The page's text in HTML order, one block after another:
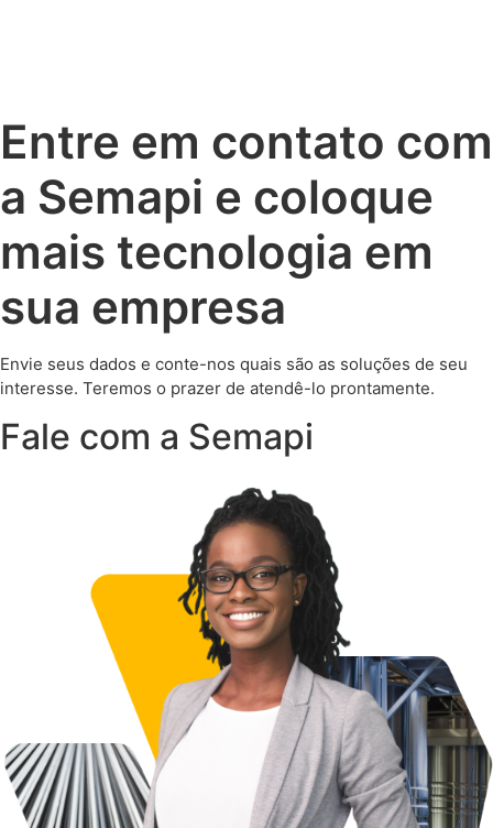
Entre em contato com
a Semapi e coloque
mais tecnologia em
sua empresa
Envie seus dados e conte-nos quais são as soluções de seu
interesse. Teremos o prazer de atendê-lo prontamente.
Fale com a Semapi